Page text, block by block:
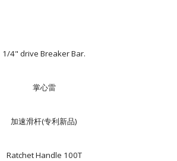
1/4" drive Breaker Bar.
掌心雷
加速滑杆(专利新品)
Ratchet Handle 100T